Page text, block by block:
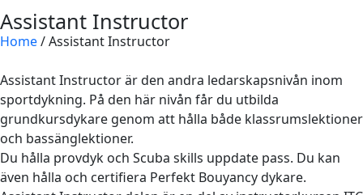
Assistant Instructor
Home/Assistant Instructor
Assistant Instructor är den andra ledarskapsnivån inom
sportdykning. På den här nivån får du utbilda
grundkursdykare genom att hålla både klassrumslektioner
och bassänglektioner.
Du hålla provdyk och Scuba skills uppdate pass. Du kan
även hålla och certifiera Perfekt Bouyancy dykare.